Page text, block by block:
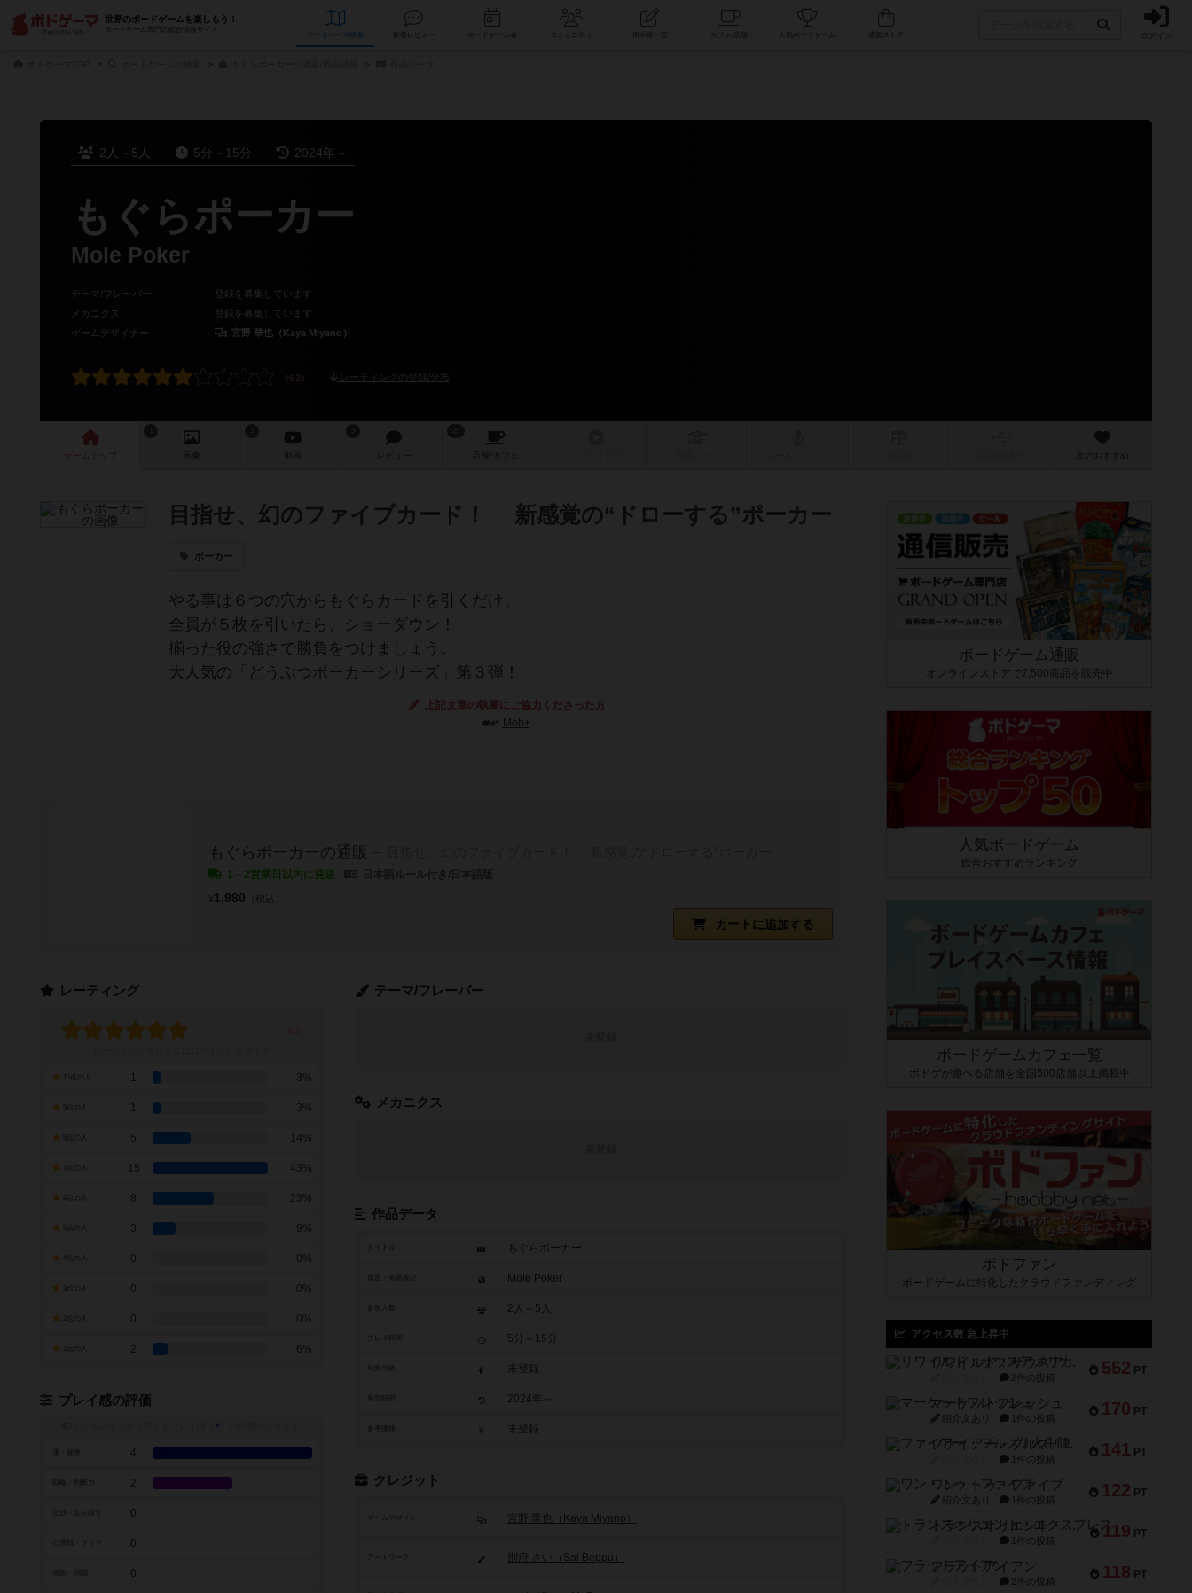
世界のボードゲームを楽しもう！
ボードゲーム専門の総合情報サイト
データベース コミュニティ 人気ボードゲーム ログイン
2人～5人 5分～15分 2024年～
もぐらポーカー
Mole Poker
テーマ/フレーバー ：
登録を募集しています
メカニクス
：
登録を募集しています
ゲームデザイナー
： 宮野 華也（Kaya Miyano）
レーティングの登録/分布
ゲーム 画像 レビュー 店舗/ カフェ 次のおすすめ
目指せ、幻のファイブカード！ 新感覚の“ドローする”ポーカー
ポーカー
やる事は６つの穴からもぐらカードを引くだけ。
全員が５枚を引いたら、ショーダウン！
揃った役の強さで勝負をつけましょう。
大人気の「どうぶつポーカーシリーズ」第３弾！
上記文章の執筆にご協力くださった方
Mob+
もぐらポーカーの通販
1～2営業日以内に発送
カートに追加する
¥1,980 （税込）
テーマ/フレーバー
メカニクス
作品データ
タイトル もぐらポーカー
Mole Poker
参加人数 2人～5人
5分～15分
未登録
2024年～
参考価格 未登録
クレジット
ゲームデザイン 宮野 華也（Kaya Miyano）
アートワーク 別府 さい（Sai Beppu）
レーティング
1 3%
1 3%
5 14%
7点の人 15 43%
8 23%
3 9%
0 0%
0 0%
0 0%
2 6%
プレイ感の評価
※
4
戦略・判断力 2
0
0
0
ボードゲーム通販
オンラインストアで7,500商品を販売中
人気ボードゲーム
総合おすすめランキング
ボードゲームカフェ一覧
ボドゲが遊べる店舗を全国500店舗以上掲載中
ボドファン
ボードゲームに特化したクラウドファンディング
アクセス数 急上昇中
552 PT
リワイルド：サウスアメリカ
2件の投稿
170 PT
マーケットフレッシュ
紹介文あり 1件の投稿
141 PT
ファイアー・ブルズ / 火牛陣
1件の投稿
122 PT
ワン・トゥ・ファイブ
紹介文あり 1件の投稿
119 PT
トランスオリエント・エクスプレス
1件の投稿
118 PT
フラットアイアン
2件の投稿